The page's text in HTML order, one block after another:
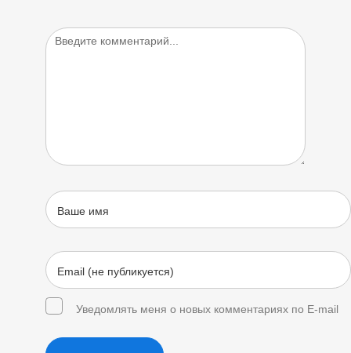
Уведомлять меня о новых комментариях по E-mail